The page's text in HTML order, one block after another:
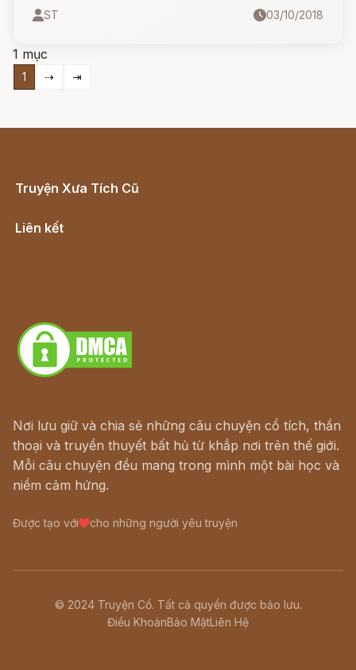
tổng chỉ huy Agamemnon.
ST 03/10/2018
1 mục
1 ⇢ ⇥
Truyện Xưa Tích Cũ
Liên kết
Nơi lưu giữ và chia sẻ những câu chuyện cổ tích, thần
thoại và truyền thuyết bất hủ từ khắp nơi trên thế giới.
Mỗi câu chuyện đều mang trong mình một bài học và
niềm cảm hứng.
Được tạo với cho những người yêu truyện
© 2024 Truyện Cổ. Tất cả quyền được bảo lưu.
Điều KhoảnBảo MậtLiên Hệ